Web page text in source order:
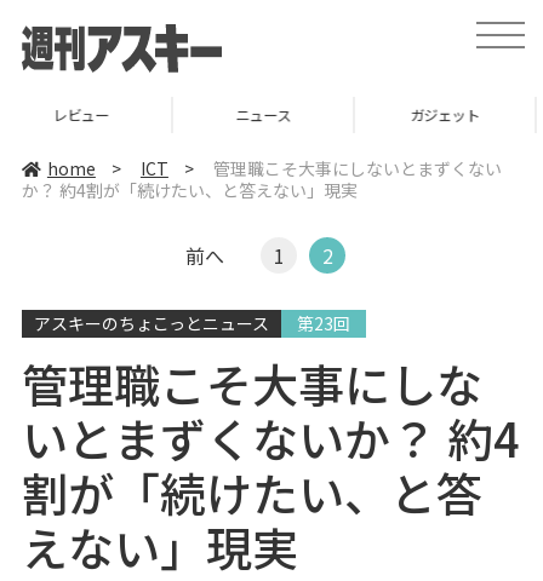
t
o
v
ニュース ガジェット ゲーム
home > ICT >
管理職こそ大事にしないとまずくない
か？ 約4割が「続けたい、と答えない」現実
前へ 1 2
アスキーのちょこっとニュース 第23回
管理職こそ大事にしな
いとまずくないか？ 約4
割が「続けたい、と答
えない」現実